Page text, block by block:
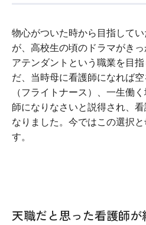
物心がついた時から目指して
が、高校生の頃のドラマがき
アテンダントという職業を目
だ、当時母に看護師になれば
（フライトナース）、一生働
師になりなさいと説得され、
なりました。今ではこの選択
す。
天職だと思った看護師